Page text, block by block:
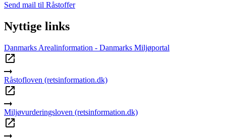
Send mail til Råstoffer
Nyttige links
Danmarks Arealinformation - Danmarks Miljøportal
Råstofloven (retsinformation.dk)
Miljøvurderingsloven (retsinformation.dk)